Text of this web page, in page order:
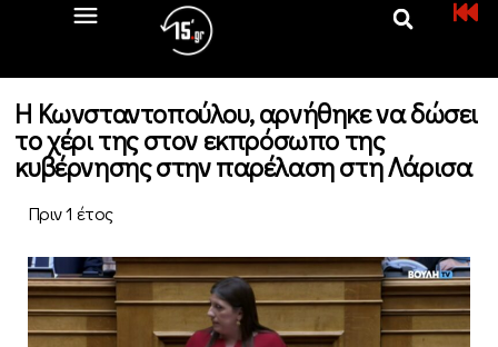
Η Κωνσταντοπούλου, αρνήθηκε να δώσει
το χέρι της στον εκπρόσωπο της
κυβέρνησης στην παρέλαση στη Λάρισα
Πριν 1 έτος